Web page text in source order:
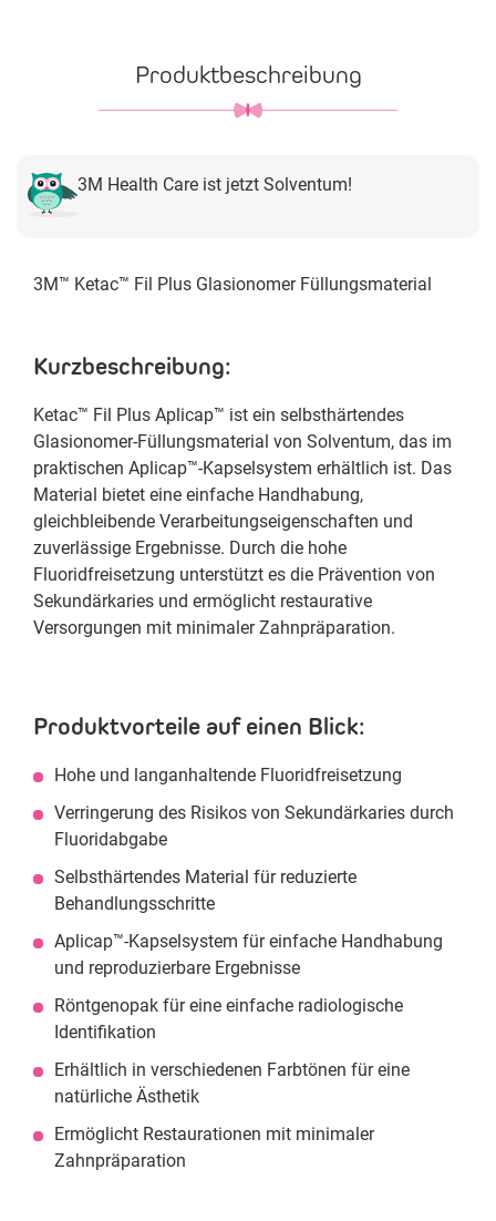
Produktbeschreibung
3M Health Care ist jetzt Solventum!
3M™ Ketac™ Fil Plus Glasionomer Füllungsmaterial
Kurzbeschreibung:
Ketac™ Fil Plus Aplicap™ ist ein selbsthärtendes
Glasionomer-Füllungsmaterial von Solventum, das im
praktischen Aplicap™-Kapselsystem erhältlich ist. Das
Material bietet eine einfache Handhabung,
gleichbleibende Verarbeitungseigenschaften und
zuverlässige Ergebnisse. Durch die hohe
Fluoridfreisetzung unterstützt es die Prävention von
Sekundärkaries und ermöglicht restaurative
Versorgungen mit minimaler Zahnpräparation.
Produktvorteile auf einen Blick:
Hohe und langanhaltende Fluoridfreisetzung
Verringerung des Risikos von Sekundärkaries durch
Fluoridabgabe
Selbsthärtendes Material für reduzierte
Behandlungsschritte
Aplicap™-Kapselsystem für einfache Handhabung
und reproduzierbare Ergebnisse
Röntgenopak für eine einfache radiologische
Identifikation
Erhältlich in verschiedenen Farbtönen für eine
natürliche Ästhetik
Ermöglicht Restaurationen mit minimaler
Zahnpräparation